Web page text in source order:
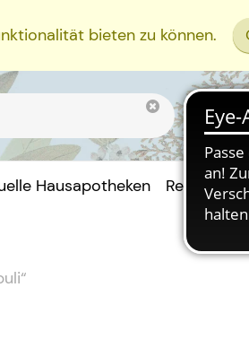
bieten zu können.
Hausapotheken Rezept
“